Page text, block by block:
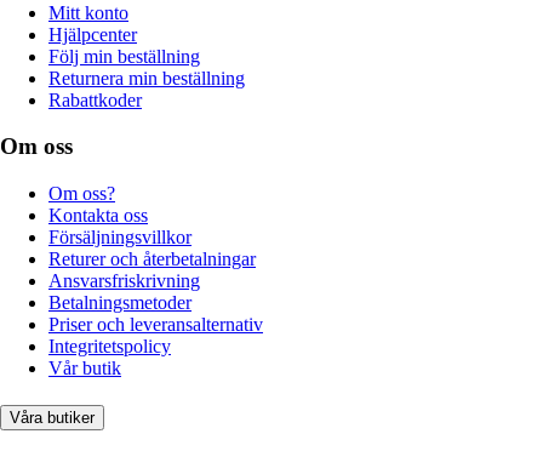
Mitt konto
Hjälpcenter
Följ min beställning
Returnera min beställning
Rabattkoder
Om oss
Om oss?
Kontakta oss
Försäljningsvillkor
Returer och återbetalningar
Ansvarsfriskrivning
Betalningsmetoder
Priser och leveransalternativ
Integritetspolicy
Vår butik
Våra butiker